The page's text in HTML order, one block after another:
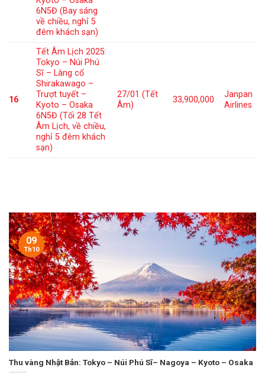
6N5Đ (Bay sáng
về chiều, nghỉ 5
đêm khách sạn)
16
Tết Âm Lịch 2025:
Tokyo – Núi Phú
Sĩ – Làng cổ
Shirakawago –
Trượt tuyết –
Kyoto – Osaka
6N5Đ (Tối 28 Tết
Âm Lịch, về chiều,
nghỉ 5 đêm khách
sạn)
27/01 (Tết
Âm)
33,900,000
Janpan
Airlines
Thu vàng Nhật Bản: Tokyo – Núi Phú Sĩ– Nagoya – Kyoto – Osaka
09
Th10